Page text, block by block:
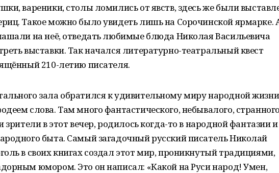
вареники, столы ломились от явств, здесь же были
Такое можно было увидеть лишь на Сорочинской ярмарке.
на неё, отведать любимые блюда Николая Васильевича
выставки. Так начался литературно-театральный квест
210-летию писателя.
зала обратился к удивительному миру народной
слова. Там много фантастического, небывалого,
зрители в этот вечер, родилось когда-то в народной фантазии и
быта. Самый загадочный русский писатель Николай
в своих книгах создал этот мир, проникнутый традициями,
юмором. Это он написал: «Какой на Руси народ! Умен,